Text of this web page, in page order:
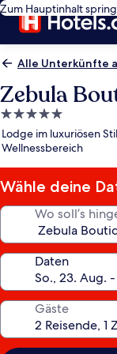
Zum Hauptinhalt
Alle Unterkünfte
Zebula
5.0-
Sterne-
Unterkunft
Lodge im luxuriösen
Wellnessbereich
Wähle deine
Wo soll’s
Daten
Gäste